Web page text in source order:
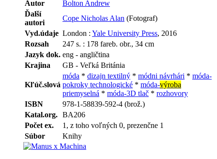
Autor
Bolton Andrew
Ďalší
autori
Cope Nicholas Alan (Fotograf)
Vyd.údaje London : Yale University Press, 2016
Rozsah
247 s. : 178 fareb. obr., 34 cm
Jazyk dok. eng - angličtina
Krajina
GB - Veľká Británia
Kľúč.slová
móda * dizajn textilný * módni návrhári * móda-
pokroky technologické * móda-výroba
priemyselná * móda-3D tlač * rozhovory
ISBN
978-1-58839-592-4 (brož.)
Katal.org. BA206
Počet ex.
1, z toho voľných 0, prezenčne 1
Súbor
Knihy